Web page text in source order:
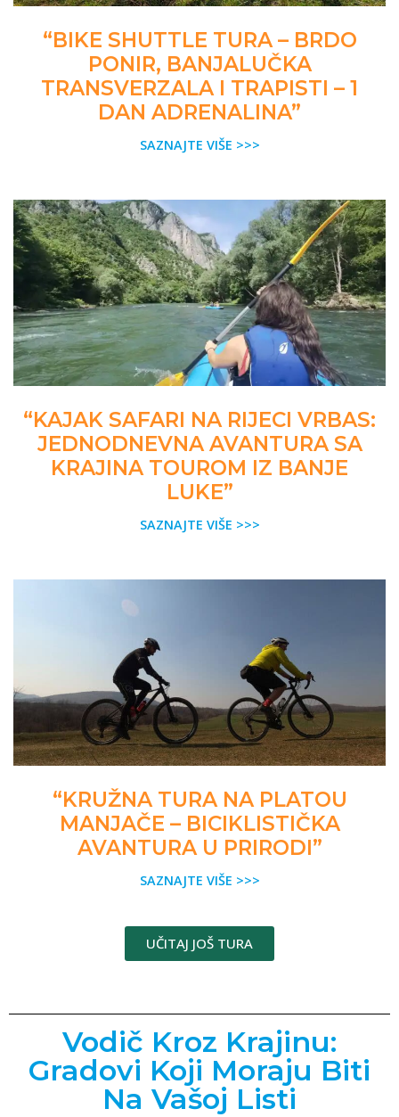
“BIKE SHUTTLE TURA – BRDO
PONIR, BANJALUČKA
TRANSVERZALA I TRAPISTI – 1
DAN ADRENALINA”
SAZNAJTE VIŠE >>>
“KAJAK SAFARI NA RIJECI VRBAS:
JEDNODNEVNA AVANTURA SA
KRAJINA TOUROM IZ BANJE
LUKE”
SAZNAJTE VIŠE >>>
“KRUŽNA TURA NA PLATOU
MANJAČE – BICIKLISTIČKA
AVANTURA U PRIRODI”
SAZNAJTE VIŠE >>>
UČITAJ JOŠ TURA
Vodič Kroz Krajinu:
Gradovi Koji Moraju Biti
Na Vašoj Listi